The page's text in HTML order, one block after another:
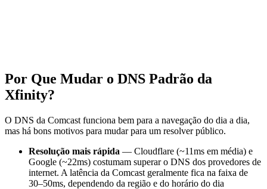
Por Que Mudar o DNS Padrão da
Xfinity?
O DNS da Comcast funciona bem para a navegação do dia a dia,
mas há bons motivos para mudar para um resolver público.
Resolução mais rápida — Cloudflare (~11ms em média) e
Google (~22ms) costumam superar o DNS dos provedores de
internet. A latência da Comcast geralmente fica na faixa de
30–50ms, dependendo da região e do horário do dia